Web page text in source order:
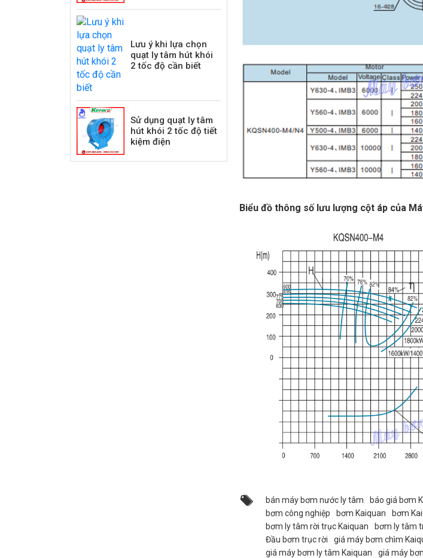
Lưu ý khi lựa chọn
quạt ly tâm hút khói
2 tốc độ cần biết
Sử dụng quạt ly tâm
hút khói 2 tốc độ tiết
kiệm điện
Biểu đồ thông số lưu lượng cột áp của
bán máy bơm nước ly tâm báo giá bơm
bơm công nghiệp
bơm Kaiquan bơm
bơm ly tâm rời trục Kaiquan
bơm ly tâm
Đầu bơm trục rời
giá máy bơm chìm
giá máy bơm ly tâm Kaiquan
giá máy